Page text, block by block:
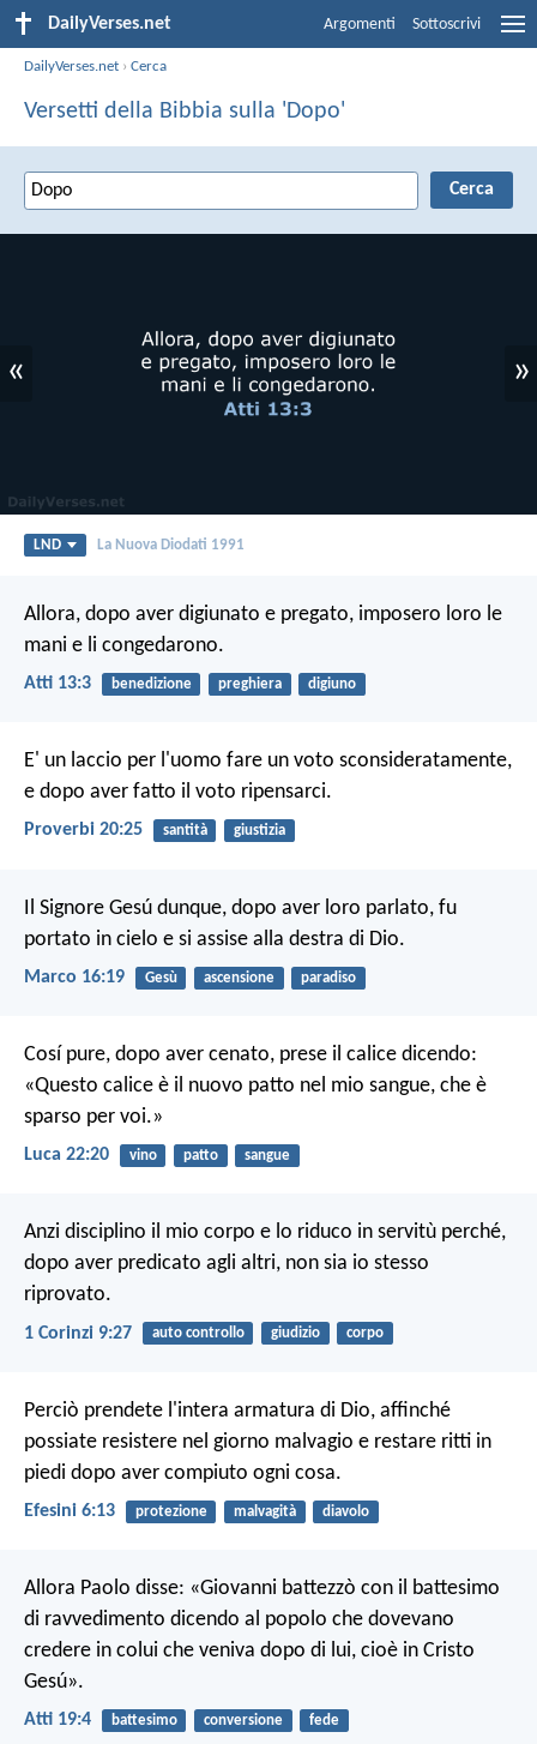
DailyVerses.net Argomenti Sottoscrivi
DailyVerses.net ›Cerca
Versetti della Bibbia sulla 'Dopo'
« »
LND La Nuova Diodati 1991
Allora, dopo aver digiunato e pregato, imposero loro le
mani e li congedarono.
Atti 13:3 benedizione preghiera digiuno
E' un laccio per l'uomo fare un voto sconsideratamente,
e dopo aver fatto il voto ripensarci.
Proverbi 20:25 santità giustizia
Il Signore Gesú dunque, dopo aver loro parlato, fu
portato in cielo e si assise alla destra di Dio.
Marco 16:19 Gesù ascensione paradiso
Cosí pure, dopo aver cenato, prese il calice dicendo:
«Questo calice è il nuovo patto nel mio sangue, che è
sparso per voi.»
Luca 22:20 vino patto sangue
Anzi disciplino il mio corpo e lo riduco in servitù perché,
dopo aver predicato agli altri, non sia io stesso
riprovato.
1 Corinzi 9:27 auto controllo giudizio corpo
Perciò prendete l'intera armatura di Dio, affinché
possiate resistere nel giorno malvagio e restare ritti in
piedi dopo aver compiuto ogni cosa.
Efesini 6:13 protezione malvagità diavolo
Allora Paolo disse: «Giovanni battezzò con il battesimo
di ravvedimento dicendo al popolo che dovevano
credere in colui che veniva dopo di lui, cioè in Cristo
Gesú».
Atti 19:4 battesimo conversione fede